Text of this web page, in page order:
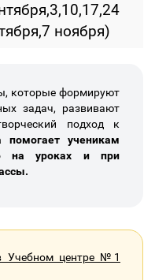
ноября)
которые формируют
задач, развивают
подход к
помогает ученикам
на уроках и при
Учебном центре №1